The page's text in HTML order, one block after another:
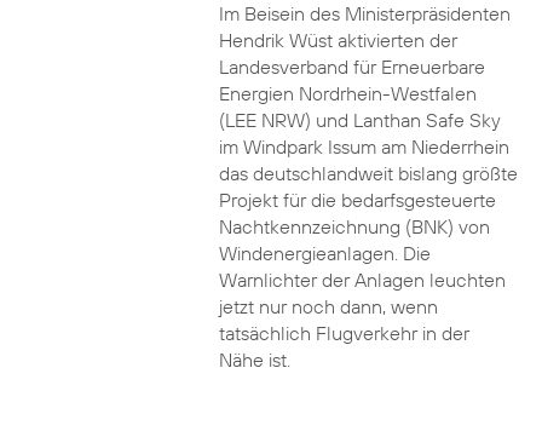
Im Beisein des Ministerpräsidenten
Hendrik Wüst aktivierten der
Landesverband für Erneuerbare
Energien Nordrhein-Westfalen
(LEE NRW) und Lanthan Safe Sky
im Windpark Issum am Niederrhein
das deutschlandweit bislang größte
Projekt für die bedarfsgesteuerte
Nachtkennzeichnung (BNK) von
Windenergieanlagen. Die
Warnlichter der Anlagen leuchten
jetzt nur noch dann, wenn
tatsächlich Flugverkehr in der
Nähe ist.